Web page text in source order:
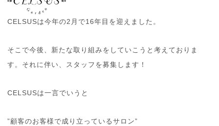
CELSUSは今年の2月で16年目を迎えました。
そこで今後、新たな取り組みをしていこうと考えておりま
す。それに伴い、スタッフを募集します！
CELSUSは一言でいうと
”顧客のお客様で成り立っているサロン”